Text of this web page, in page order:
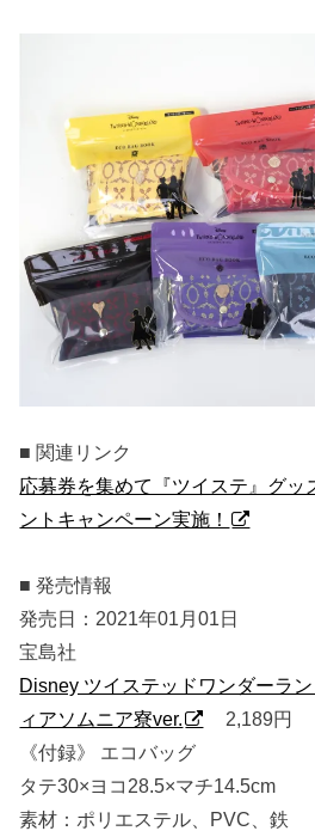
■ 関連リンク
応募券を集めて『ツイステ』グッ
ントキャンペーン実施！
■ 発売情報
発売日：2021年01月01日
宝島社
Disney ツイステッドワンダーラ
ィアソムニア寮ver.
2,189円
《付録》 エコバッグ
タテ30×ヨコ28.5×マチ14.5cm
素材：ポリエステル、PVC、鉄